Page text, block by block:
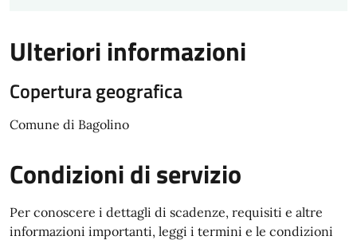
Ulteriori informazioni
Copertura geografica
Comune di Bagolino
Condizioni di servizio
Per conoscere i dettagli di scadenze, requisiti e altre
informazioni importanti, leggi i termini e le condizioni